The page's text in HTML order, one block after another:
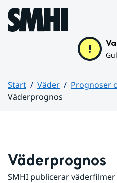
Hoppa till sidans innehåll
Start Väder
Prognoser
Väderprognos
Väderprognos
SMHI publicerar